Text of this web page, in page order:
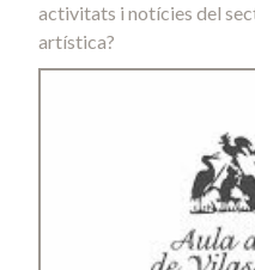
activitats i notícies del
artística?